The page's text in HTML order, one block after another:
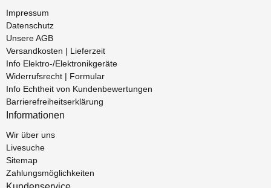
Impressum
Datenschutz
Unsere AGB
Versandkosten | Lieferzeit
Info Elektro-/Elektronikgeräte
Widerrufsrecht | Formular
Info Echtheit von Kundenbewertungen
Barrierefreiheitserklärung
Informationen
Wir über uns
Livesuche
Sitemap
Zahlungsmöglichkeiten